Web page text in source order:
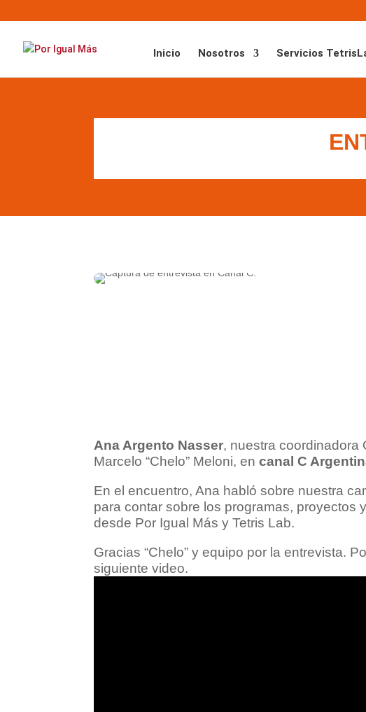
Inicio Nosotros Servicios
Ana Argento Nasser, nuestra coordinadora
Marcelo “Chelo” Meloni, encanal C
En el encuentro, Ana habló sobre nuestra
para contar sobre los programas, proyectos
desde Por Igual Más y Tetris Lab.
Gracias “Chelo” y equipo por la entrevista.
siguiente video.